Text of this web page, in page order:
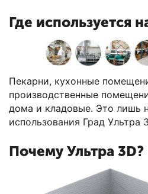
Где используется
Пекарни, кухонные
производственные
дома и кладовые. Это лишь
использования Град Ультра
Почему Ультра 3D?